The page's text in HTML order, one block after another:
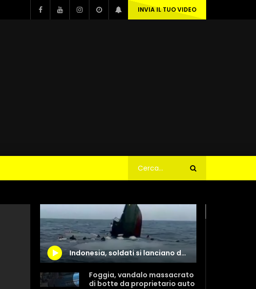
INVIA IL TUO VIDEO
Indonesia, soldati si lanciano da una nave militare che sta affondando
Foggia, vandalo massacrato
di botte da proprietario auto